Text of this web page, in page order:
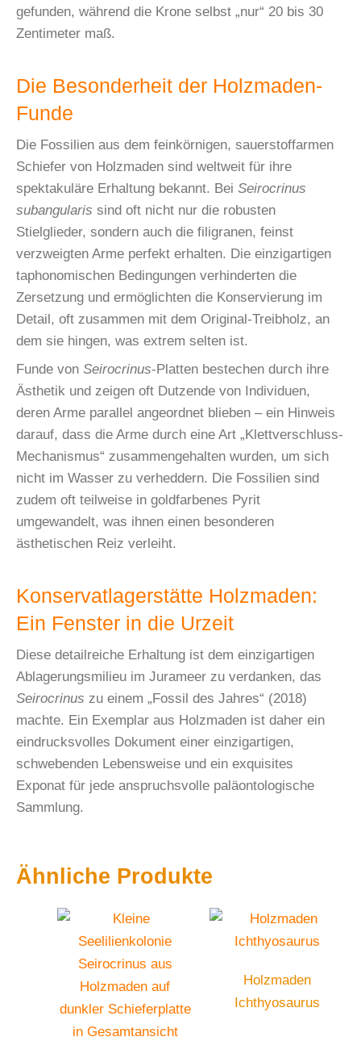
gefunden, während die Krone selbst „nur“ 20 bis 30
Zentimeter maß.
Die Besonderheit der Holzmaden-
Funde
Die Fossilien aus dem feinkörnigen, sauerstoffarmen
Schiefer von Holzmaden sind weltweit für ihre
spektakuläre Erhaltung bekannt. Bei Seirocrinus
subangularis sind oft nicht nur die robusten
Stielglieder, sondern auch die filigranen, feinst
verzweigten Arme perfekt erhalten. Die einzigartigen
taphonomischen Bedingungen verhinderten die
Zersetzung und ermöglichten die Konservierung im
Detail, oft zusammen mit dem Original-Treibholz, an
dem sie hingen, was extrem selten ist.
Funde von Seirocrinus-Platten bestechen durch ihre
Ästhetik und zeigen oft Dutzende von Individuen,
deren Arme parallel angeordnet blieben – ein Hinweis
darauf, dass die Arme durch eine Art „Klettverschluss-
Mechanismus“ zusammengehalten wurden, um sich
nicht im Wasser zu verheddern. Die Fossilien sind
zudem oft teilweise in goldfarbenes Pyrit
umgewandelt, was ihnen einen besonderen
ästhetischen Reiz verleiht.
Konservatlagerstätte Holzmaden:
Ein Fenster in die Urzeit
Diese detailreiche Erhaltung ist dem einzigartigen
Ablagerungsmilieu im Jurameer zu verdanken, das
Seirocrinus zu einem „Fossil des Jahres“ (2018)
machte. Ein Exemplar aus Holzmaden ist daher ein
eindrucksvolles Dokument einer einzigartigen,
schwebenden Lebensweise und ein exquisites
Exponat für jede anspruchsvolle paläontologische
Sammlung.
Ähnliche Produkte
Holzmaden
Ichthyosaurus